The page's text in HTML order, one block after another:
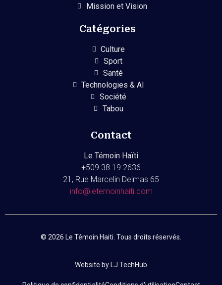
Mission et Vision
Catégories
Culture
Sport
Santé
Technologies & AI
Société
Tabou
Contact
Le Témoin Haïti
+509 38 19 2636
21, Rue Marcelin Delmas 65
info@letemoinhaiti.com
© 2026 Le Témoin Haiti. Tous droits réservés.
Website by LJ TechHub